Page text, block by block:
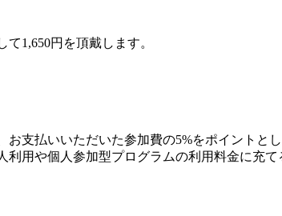
1,650円を頂戴します。
支払いいただいた参加費の5%をポイントとし
利用や個人参加型プログラムの利用料金に充て